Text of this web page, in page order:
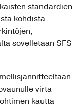
standardien
kohdista
sovelletaan SFS
virta
kautta